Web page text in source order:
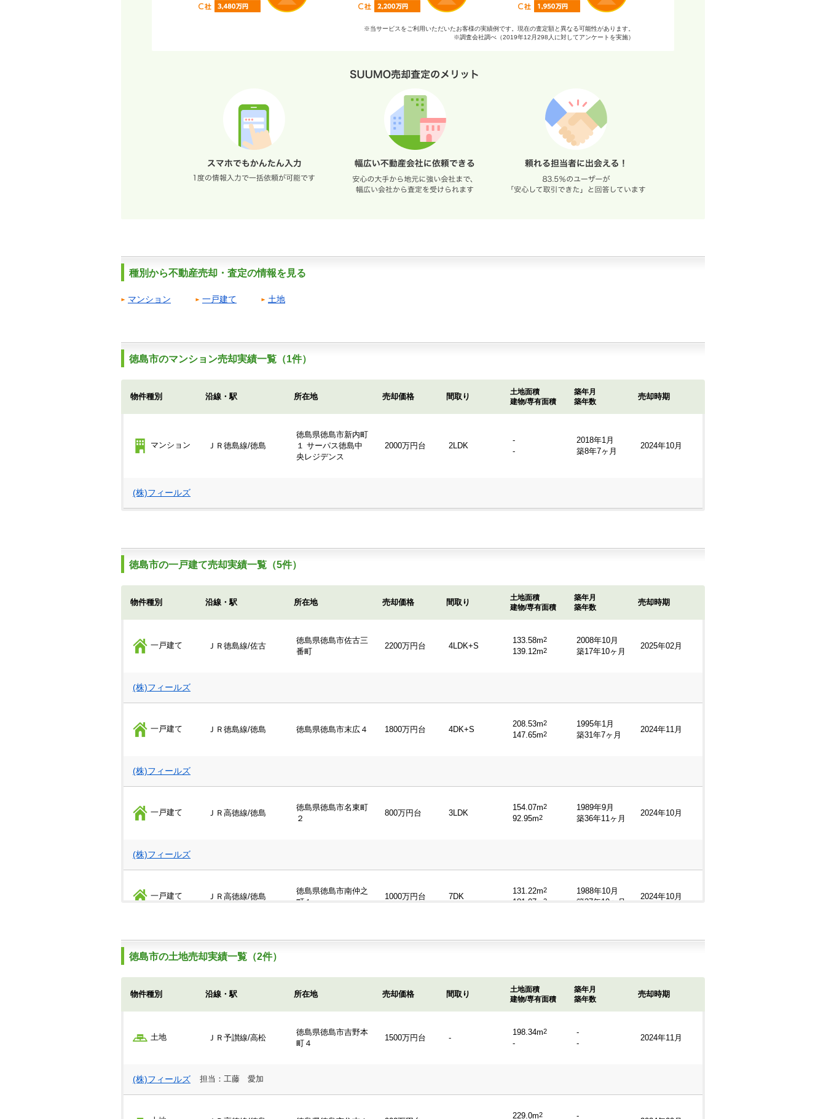
※当サービスをご利用いただいたお客様の実績例です。現在の査定額と異なる可能性があります。
※調査会社調べ（2019年12月298人に対してアンケートを実施）
種別から不動産売却・査定の情報を見る
マンション 一戸建て 土地
徳島市のマンション売却実績一覧（1件）
物件種別 沿線・駅 所在地 売却価格 間取り
土地面積
建物/専有面積
築年月
築年数
売却時期
マンション ＪＲ徳島線/徳島
徳島県徳島市新内町
１ サーパス徳島中
央レジデンス
2000万円台 2LDK
-
-
2018年1月
築8年7ヶ月
2024年10月
(株)フィールズ
徳島市の一戸建て売却実績一覧（5件）
物件種別 沿線・駅 所在地 売却価格 間取り
土地面積
建物/専有面積
築年月
築年数
売却時期
一戸建て ＪＲ徳島線/佐古
徳島県徳島市佐古三
番町
2200万円台 4LDK+S
133.58m2
139.12m2
2008年10月
築17年10ヶ月
2025年02月
(株)フィールズ
一戸建て ＪＲ徳島線/徳島 徳島県徳島市末広４ 1800万円台 4DK+S
208.53m2
147.65m2
1995年1月
築31年7ヶ月
2024年11月
(株)フィールズ
一戸建て ＪＲ高徳線/徳島
徳島県徳島市名東町
２
800万円台 3LDK
154.07m2
92.95m2
1989年9月
築36年11ヶ月
2024年10月
(株)フィールズ
一戸建て ＪＲ高徳線/徳島
徳島県徳島市南仲之
町１
1000万円台 7DK
131.22m2
181.07m 2
1988年10月
築37年10ヶ月
2024年10月
(株)フィールズ
一戸建て ＪＲ牟岐線/二軒屋 900万円台 4DK+S
-
築28年2ヶ月
2024年08月
徳島市の土地売却実績一覧（2件）
物件種別 沿線・駅 所在地 売却価格 間取り
土地面積
建物/専有面積
築年月
築年数
売却時期
土地 ＪＲ予讃線/高松
徳島県徳島市吉野本
町４
1500万円台 -
198.34m2
-
-
-
2024年11月
(株)フィールズ 担当：工藤 愛加
229.0m2 -